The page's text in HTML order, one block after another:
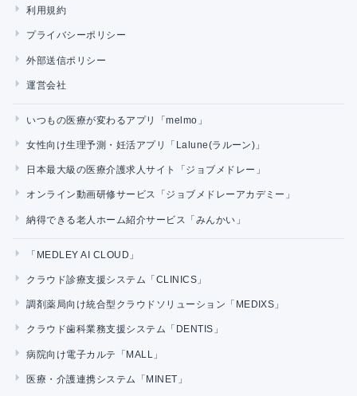
利用規約
プライバシーポリシー
外部送信ポリシー
運営会社
いつもの医療が変わるアプリ「melmo」
女性向け生理予測・妊活アプリ「Lalune(ラルーン)」
日本最大級の医療介護求人サイト「ジョブメドレー」
オンライン動画研修サービス「ジョブメドレーアカデミー」
納得できる老人ホーム紹介サービス「みんかい」
「MEDLEY AI CLOUD」
クラウド診療支援システム「CLINICS」
調剤薬局向け統合型クラウドソリューション「MEDIXS」
クラウド歯科業務支援システム「DENTIS」
病院向け電子カルテ「MALL」
医療・介護連携システム「MINET」